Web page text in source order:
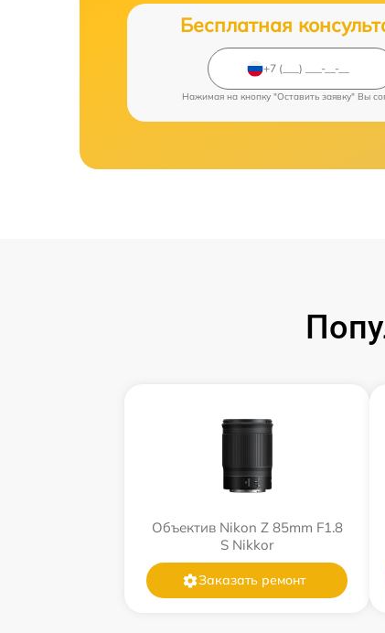
Бесплатная
Нажимая на кнопку "Оставить заявку" Вы
Объектив Nikon Z 85mm F1.8
S Nikkor
Заказать ремонт